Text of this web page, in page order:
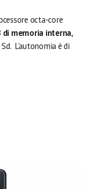
octa-core
di memoria interna,
L’autonomia è di